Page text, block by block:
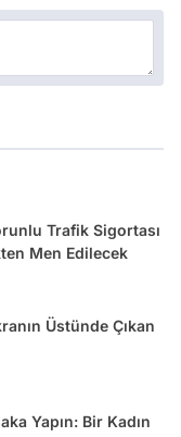
Trafik Sigortası
Men Edilecek
Üstünde Çıkan
Yapın: Bir Kadın